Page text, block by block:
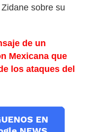
sobre su
de un
Mexicana que
los ataques del